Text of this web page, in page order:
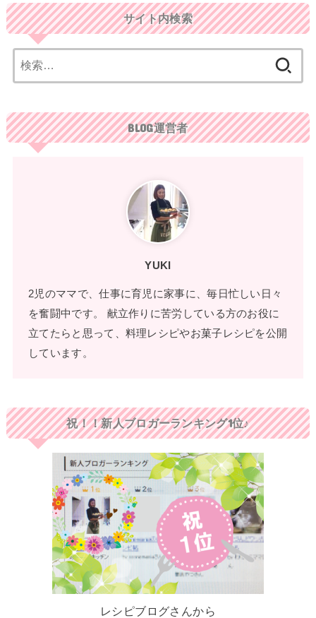
サイト内検索
索:
BLOG運営者
YUKI
2児のママで、仕事に育児に家事に、毎日忙しい日々
を奮闘中です。 献立作りに苦労している方のお役に
立てたらと思って、料理レシピやお菓子レシピを公開
しています。
祝！！新人ブロガーランキング1位♪
レシピブログさんから